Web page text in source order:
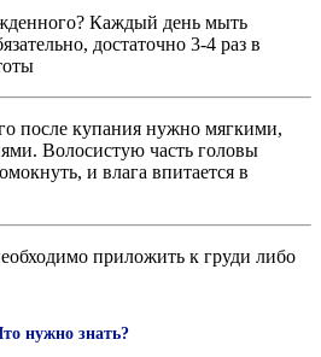
Каждый день мыть
достаточно 3-4 раз в
после купания нужно мягкими,
Волосистую часть головы
и влага впитается в
приложить к груди либо
нужно знать?